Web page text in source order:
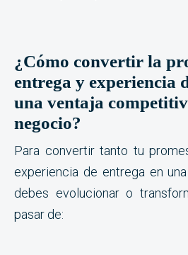
¿Cómo convertir la
entrega y experiencia
una ventaja
negocio?
Para convertir tanto tu
experiencia de entrega en
debes evolucionar o
pasar de: